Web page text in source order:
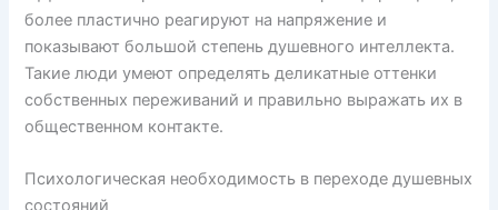
более пластично реагируют на напряжение и
показывают большой степень душевного интеллекта.
Такие люди умеют определять деликатные оттенки
собственных переживаний и правильно выражать их в
общественном контакте.
Психологическая необходимость в переходе душевных
состояний